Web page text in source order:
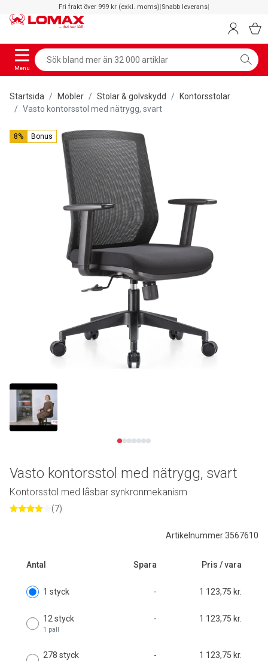
Fri frakt över 999 kr (exkl. moms)|Snabb leverans|
Menu
Startsida Möbler Stolar & golvskydd
Kontorsstolar
Vasto kontorsstol med nätrygg, svart
8% Bonus
Artikelnummer 3567610
Antal Spara Pris / vara
1 styck - 1 123,75 kr.
12 styck
1 pall
- 1 123,75 kr.
278 styck - 1 123,75 kr.
Vasto kontorsstol med nätrygg, svart
Kontorsstol med låsbar synkronmekanism
(7)